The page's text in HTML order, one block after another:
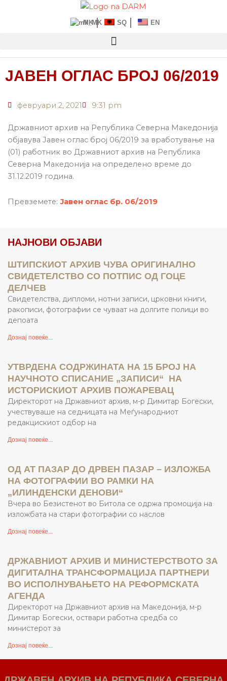
MK SQ EN
ЈАВЕН ОГЛАС БРОЈ 06/2019
февруари 2, 2021 9:31 pm
Државниот архив на Република Северна Македонија
oбјавува Јавен оглас број 06/2019 за вработување на
(01) работник во Државниот архив на Република
Северна Македонија на определeно време до
31.12.2019 година.
Превземете: Јавен оглас бр. 06/2019
НАЈНОВИ ОБЈАВИ
ШТИПСКИОТ АРХИВ ЧУВА ОРИГИНАЛНО
СВИДЕТЕЛСТВО СО ПОТПИС ОД ГОЦЕ
ДЕЛЧЕВ
Свидетелства, дипломи, нотни записи, црковни книги,
ракописи, фотографии се чуваат на долгите полици во
депоата
Дознај повеќе...
УТВРДЕНА СОДРЖИНАТА НА 15 БРОЈ НА
НАУЧНОТО СПИСАНИЕ „ЗАПИСИ“ НА
ИСТОРИСКИОТ АРХИВ ПОЖАРЕВАЦ
Директорот на Државниот архив, м-р Димитар Богески,
учествуваше на седницата на Меѓународниот
редакцискиот одбор на
Дознај повеќе...
ОД АТ ПАЗАР ДО ДРВЕН ПАЗАР – ИЗЛОЖБА
НА ФОТОГРАФИИ ВО РАМКИ НА
„ИЛИНДЕНСКИ ДЕНОВИ“
Вчера во Безистенот во Битола се одржа промоција на
изложбата на стари фотографии со наслов
Дознај повеќе...
ДРЖАВНИОТ АРХИВ И МИНИСТЕРСТВОТО ЗА
ДИГИТАЛНА ТРАНСФОРМАЦИЈА ПАРТНЕРИ
ВО ИСПОЛНУВАЊЕТО НА РЕФОРМСКАТА
АГЕНДА
Директорот на Државниот архив на Македонија, м-р
Димитар Богески, оствари работна средба со
министерот за
Дознај повеќе...